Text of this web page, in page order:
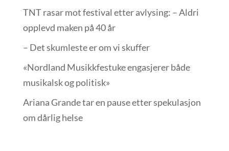
TNT rasar mot festival etter avlysing: – Aldri
opplevd maken på 40 år
– Det skumleste er om vi skuffer
«Nordland Musikkfest­uke engasjerer både
musikalsk og politisk»
Ariana Grande tar en pause etter spekulasjon
om dårlig helse